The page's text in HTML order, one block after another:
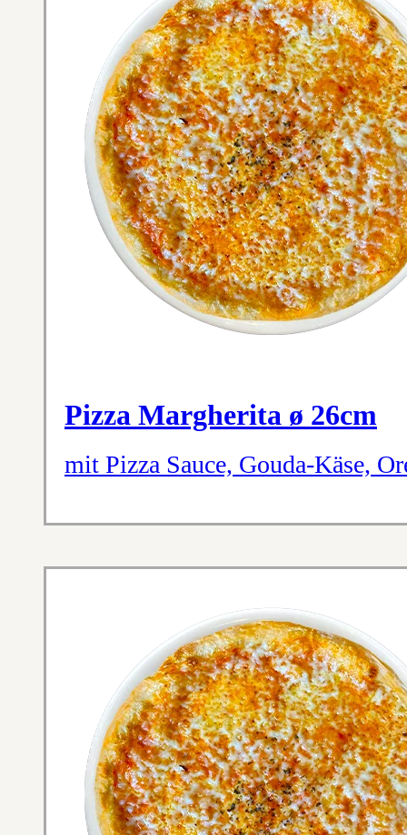
Pizza Margherita ø 26cm
mit Pizza Sauce, Gouda-Käse,